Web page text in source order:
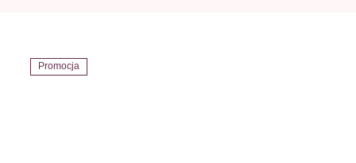
Promocja